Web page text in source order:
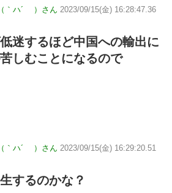
｀ハ´ ）さん 2023/09/15(金) 16:28:47.36
迷するほど中国への輸出に
しむことになるので
｀ハ´ ）さん 2023/09/15(金) 16:29:20.51
するのかな？